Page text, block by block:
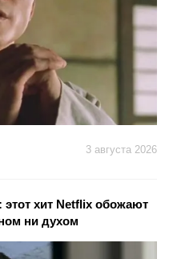
3 августа 2026
этот хит Netflix обожают
ни духом